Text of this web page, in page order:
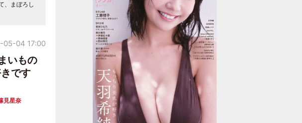
、まぼろし
いもの
です
見星奈
05-04 17:00